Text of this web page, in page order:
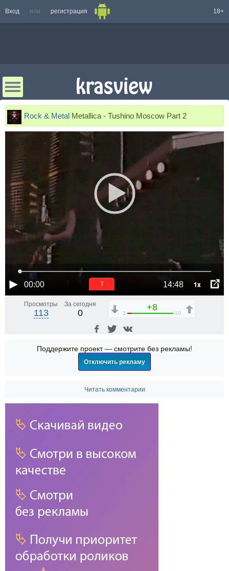
Вход или регистрация 18+
Rock & Metal Metallica - Tushino Moscow Part 2
00:00 14:48 1x
6
Просмотры
113
За сегодня
0
+8
2 10
Поддержите проект — смотрите без рекламы!
Отключить рекламу
Читать комментарии